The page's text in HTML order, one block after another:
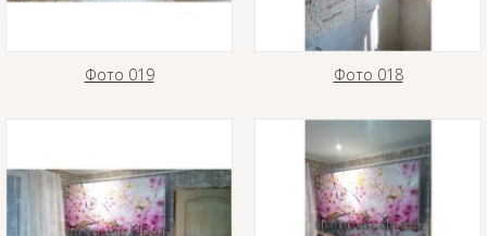
Фото 019 Фото 018